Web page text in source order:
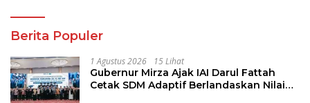
Berita Populer
1 Agustus 2026 15 Lihat
Gubernur Mirza Ajak IAI Darul Fattah
Cetak SDM Adaptif Berlandaskan Nilai